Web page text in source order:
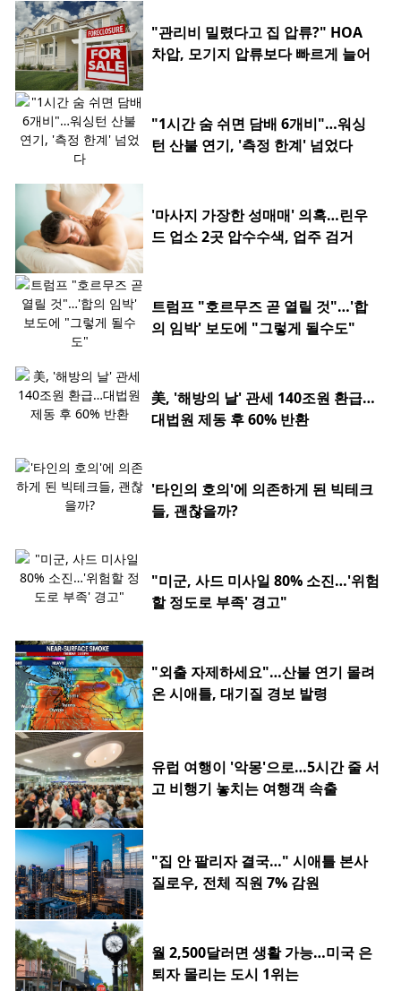
"관리비 밀렸다고 집 압류?" HOA
차압, 모기지 압류보다 빠르게 늘어
"1시간 숨 쉬면 담배 6개비"…워싱
턴 산불 연기, '측정 한계' 넘었다
'마사지 가장한 성매매' 의혹…린우
드 업소 2곳 압수수색, 업주 검거
트럼프 "호르무즈 곧 열릴 것"…'합
의 임박' 보도에 "그렇게 될수도"
美, '해방의 날' 관세 140조원 환급…
대법원 제동 후 60% 반환
'타인의 호의'에 의존하게 된 빅테크
들, 괜찮을까?
"미군, 사드 미사일 80% 소진…'위험
할 정도로 부족' 경고"
"외출 자제하세요"…산불 연기 몰려
온 시애틀, 대기질 경보 발령
유럽 여행이 '악몽'으로…5시간 줄 서
고 비행기 놓치는 여행객 속출
"집 안 팔리자 결국…" 시애틀 본사
질로우, 전체 직원 7% 감원
월 2,500달러면 생활 가능…미국 은
퇴자 몰리는 도시 1위는